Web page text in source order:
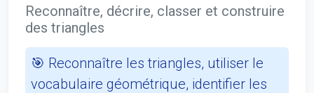
Reconnaître, décrire, classer et construire
des triangles
🎯 Reconnaître les triangles, utiliser le
vocabulaire géométrique, identifier les